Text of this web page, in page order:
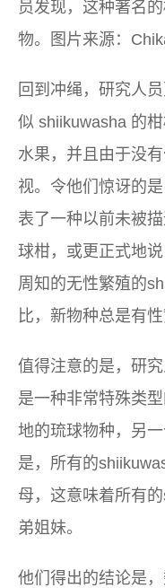
员发现，这种著名
物。图片来源：
回到冲绳，研究人
似 shiikuwasha 的
水果，并且由于没
视。令他们惊讶的
表了一种以前未被
球柑，或更正式地说
周知的无性繁殖的
比，新物种总是有性
值得注意的是，研
是一种非常特殊类
地的琉球物种，另
是，所有的
母，这意味着所有
弟姐妹。
他们得出的结论是